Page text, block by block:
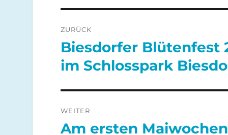
ZURÜCK
Vorheriger
Beitrag:
Biesdorfer Blütenfest
im Schlosspark
WEITER
Nächster
Am ersten